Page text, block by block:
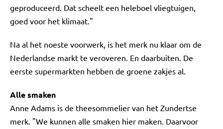
geproduceerd. Dat scheelt een heleboel vliegtuigen,
goed voor het klimaat."
Na al het noeste voorwerk, is het merk nu klaar om de
Nederlandse markt te veroveren. En daarbuiten. De
eerste supermarkten hebben de groene zakjes al.
Alle smaken
Anne Adams is de theesommelier van het Zundertse
merk. "We kunnen alle smaken hier maken. Daarvoor